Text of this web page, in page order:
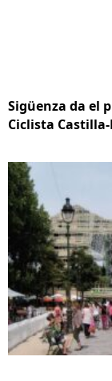
Sigüenza da el
Ciclista Castilla-